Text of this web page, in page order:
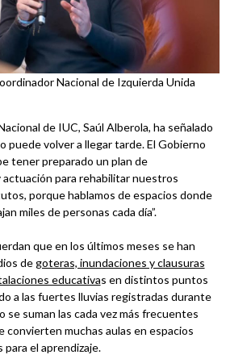
Nacional de Izquierda Unida
de IUC, Saúl Alberola, ha señalado
puede volver a llegar tarde. El Gobierno
tener preparado un plan de
actuación para rehabilitar nuestros
porque hablamos de espacios donde
miles de personas cada día”.
que en los últimos meses se han
degoteras, inundaciones y clausuras
educativas en distintos puntos
a las fuertes lluvias registradas durante
se suman las cada vez más frecuentes
convierten muchas aulas en espacios
para el aprendizaje.